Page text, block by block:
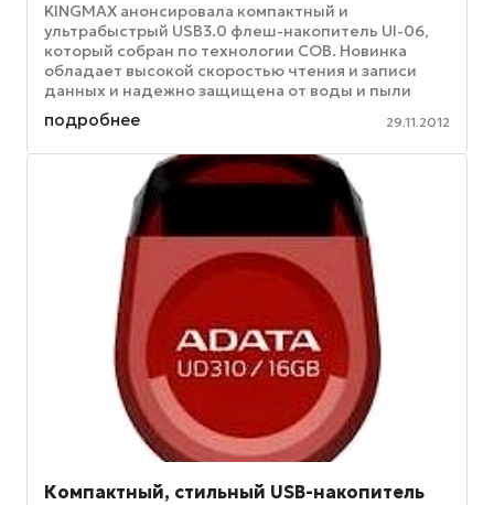
KINGMAX анонсировала компактный и
ультрабыстрый USB3.0 флеш-накопитель UI-06,
который собран по технологии COB. Новинка
обладает высокой скоростью чтения и записи
данных и надежно защищена от воды и пыли
благодаря технологии PIPTM. Память заключена ...
подробнее 29.11.2012
Компактный, стильный USB-накопитель